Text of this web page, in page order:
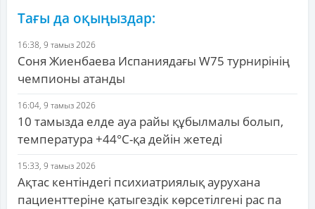
Тағы да оқыңыздар:
16:38, 9 тамыз 2026
Соня Жиенбаева Испаниядағы W75 турнирінің
чемпионы атанды
16:04, 9 тамыз 2026
10 тамызда елде ауа райы құбылмалы болып,
температура +44°C-қа дейін жетеді
15:33, 9 тамыз 2026
Ақтас кентіндегі психиатриялық аурухана
пациенттеріне қатыгездік көрсетілгені рас па